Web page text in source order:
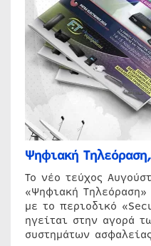
Ψηφιακή
Το νέο τεύχος
«Ψηφιακή
με το περιοδικό
ηγείται στην αγορά
συστημάτων